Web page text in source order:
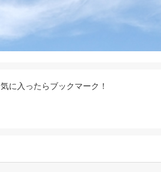
気に入ったらブックマーク！